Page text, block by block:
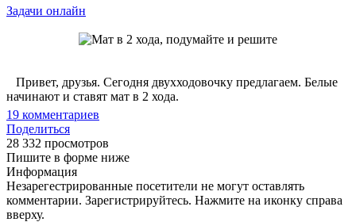
Задачи онлайн
Привет, друзья. Сегодня двухходовочку предлагаем. Белые
начинают и ставят мат в 2 хода.
19 комментариев
Поделиться
28 332 просмотров
Пишите в форме ниже
Информация
Незарегестрированные посетители не могут оставлять
комментарии. Зарегистрируйтесь. Нажмите на иконку справа
вверху.